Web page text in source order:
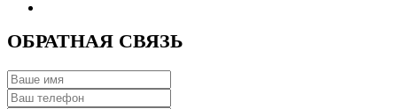
ОБРАТНАЯ СВЯЗЬ